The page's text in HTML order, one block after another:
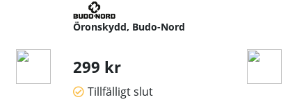
Öronskydd, Budo-Nord
299 kr
Tillfälligt slut